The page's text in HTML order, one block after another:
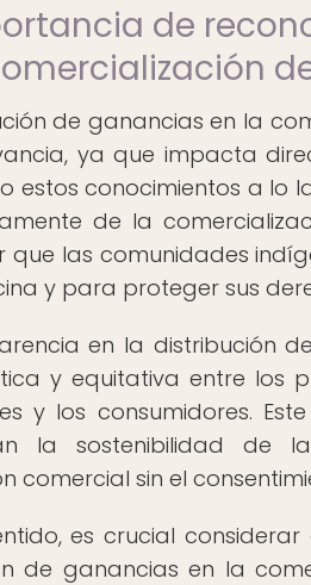
de
de ganancias en la
ya que impacta
estos conocimientos a lo
de la
que las comunidades
y para proteger sus
en la distribución
y equitativa entre los
y los consumidores.
la sostenibilidad de
comercial sin el
es crucial
de ganancias en la